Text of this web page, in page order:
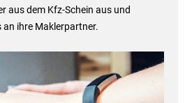
aus dem Kfz-Schein aus und
ihre Maklerpartner.